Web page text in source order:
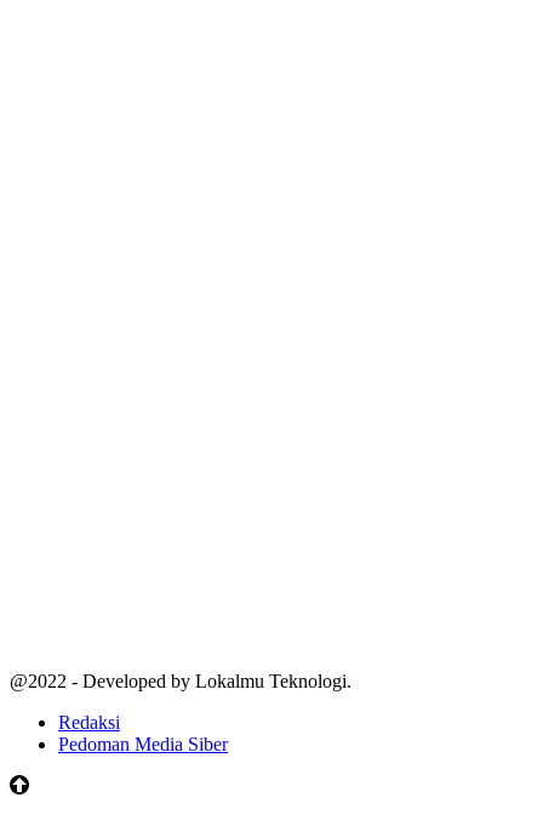
@2022 - Developed by Lokalmu Teknologi.
Redaksi
Pedoman Media Siber